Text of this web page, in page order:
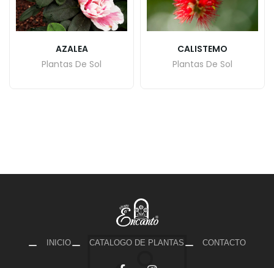
AZALEA
Plantas De Sol
CALISTEMO
Plantas De Sol
INICIO CATALOGO DE PLANTAS CONTACTO